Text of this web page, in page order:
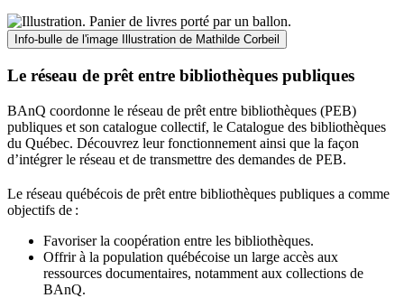
Info-bulle de l'image Illustration de Mathilde Corbeil
Le réseau de prêt entre bibliothèques publiques
BAnQ coordonne le réseau de prêt entre bibliothèques (PEB)
publiques et son catalogue collectif, le Catalogue des bibliothèques
du Québec. Découvrez leur fonctionnement ainsi que la façon
d’intégrer le réseau et de transmettre des demandes de PEB.
Le réseau québécois de prêt entre bibliothèques publiques a comme
objectifs de :
Favoriser la coopération entre les bibliothèques.
Offrir à la population québécoise un large accès aux
ressources documentaires, notamment aux collections de
BAnQ.